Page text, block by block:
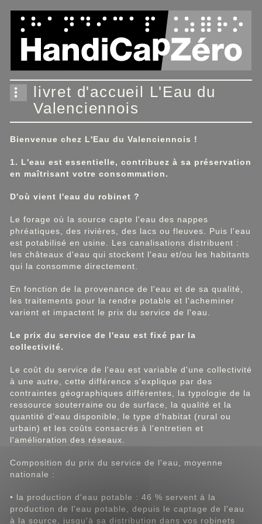
livret d'accueil L'Eau du
Valenciennois
Bienvenue chez L'Eau du Valenciennois !
1. L'eau est essentielle, contribuez à sa préservation
en maîtrisant votre consommation.
D'où vient l'eau du robinet ?
Le forage où la source capte l'eau des nappes
phréatiques, des rivières, des lacs ou fleuves. Puis l'eau
est potabilisé en usine. Les canalisations distribuent :
les châteaux d'eau qui stockent l'eau et/ou les habitants
qui la consomme directement.
En fonction de la provenance de l'eau et de sa qualité,
les traitements pour la rendre potable et l'acheminer
varient et impactent le prix du service de l'eau.
Le prix du service de l'eau est fixé par la
collectivité.
Le coût du service de l'eau est variable d'une collectivité
à une autre, cette différence s'explique par des
contraintes géographiques différentes, la typologie de la
ressource souterraine ou de surface, la qualité et la
quantité d'eau disponible, le type d'habitat (rural ou
urbain) et les coûts consacrés à l'entretien et
l'amélioration des réseaux.
Composition du prix du service de l'eau, moyenne
nationale :
• la production d'eau potable : 46 % servent à la
production de l'eau potable, depuis le captage de l'eau
à la source, jusqu'à sa distribution dans vos robinets